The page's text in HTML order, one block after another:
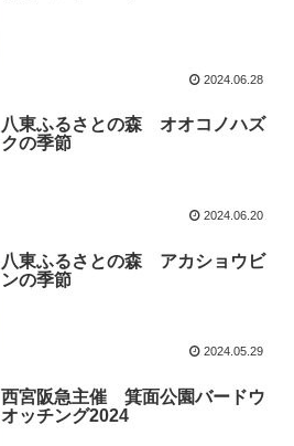
2024.06.28
八東ふるさとの森 オオコノハズ
クの季節
2024.06.20
八東ふるさとの森 アカショウビ
ンの季節
2024.05.29
西宮阪急主催 箕面公園バードウ
オッチング2024